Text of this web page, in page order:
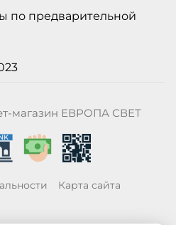
по предварительной
магазин ЕВРОПА СВЕТ
Карта сайта